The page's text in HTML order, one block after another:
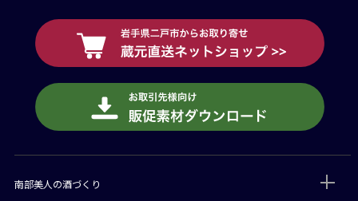
南部美人の酒づくり